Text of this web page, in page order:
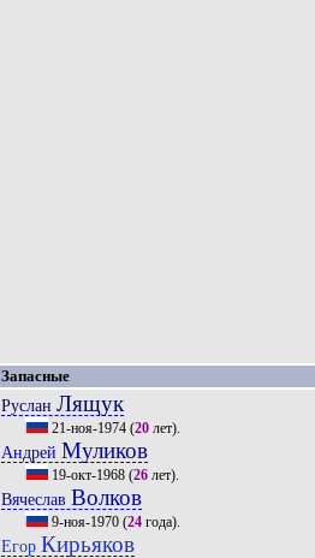
Запасные
Руслан Лящук
21-ноя-1974(20лет).
Андрей Муликов
19-окт-1968(26лет).
Вячеслав Волков
9-ноя-1970(24года).
Егор Кирьяков